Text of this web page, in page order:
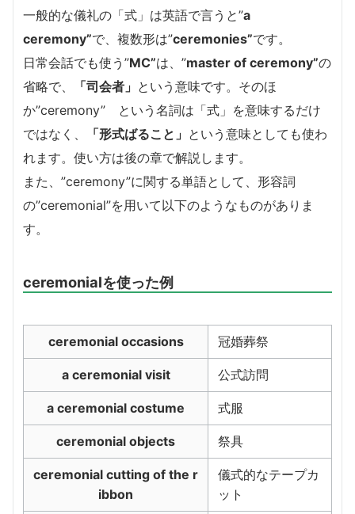
一般的な儀礼の「式」は英語で言うと”a
ceremony”で、複数形は”ceremonies”です。
日常会話でも使う”MC”は、”master of ceremony”の
省略で、
「司会者」 という意味です。そのほ
か”ceremony” という名詞は「式」を意味するだけ
ではなく、
「形式ばること」 という意味としても使わ
れます。使い方は後の章で解説します。
また、”ceremony”に関する単語として、形容詞
の”ceremonial”を用いて以下のようなものがありま
す。
ceremonialを使った例
ceremonial occasions 冠婚葬祭
a ceremonial visit 公式訪問
a ceremonial costume 式服
ceremonial objects 祭具
ceremonial cutting of the r
ibbon
儀式的なテープカ
ット